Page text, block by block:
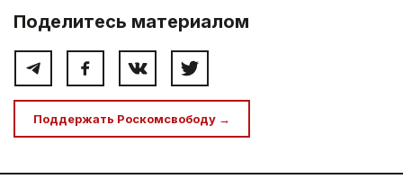
Поделитесь материалом
Поддержать Роскомсвободу →